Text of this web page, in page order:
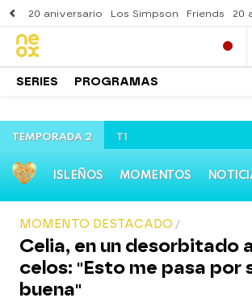
20 aniversario Los Simpson Friends 20
SERIES PROGRAMAS
TEMPORADA 2 T1
ISLEÑOS MOMENTOS
MOMENTO DESTACADO
Celia, en un desorbitado
celos: "Esto me pasa por
buena"